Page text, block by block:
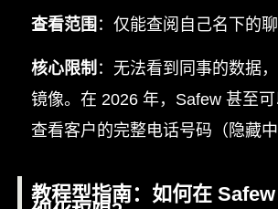
查看范围 ：仅能查阅自己名下的聊
核心限制 ：无法看到同事的数据
镜像。在 2026 年，Safew 甚至
查看客户的完整电话号码（隐藏中
教程型指南：如何在